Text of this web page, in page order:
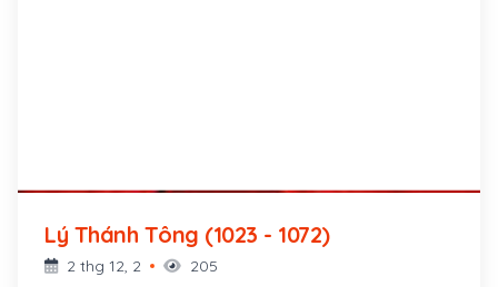
Lý Thánh Tông (1023 - 1072)
2 thg 12, 2 205